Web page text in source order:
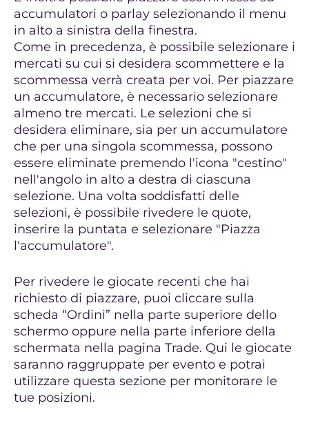
accumulatori o parlay selezionando il menu
in alto a sinistra della finestra.
Come in precedenza, è possibile selezionare i
mercati su cui si desidera scommettere e la
scommessa verrà creata per voi. Per piazzare
un accumulatore, è necessario selezionare
almeno tre mercati. Le selezioni che si
desidera eliminare, sia per un accumulatore
che per una singola scommessa, possono
essere eliminate premendo l'icona "cestino"
nell'angolo in alto a destra di ciascuna
selezione. Una volta soddisfatti delle
selezioni, è possibile rivedere le quote,
inserire la puntata e selezionare "Piazza
l'accumulatore".
Per rivedere le giocate recenti che hai
richiesto di piazzare, puoi cliccare sulla
scheda “Ordini” nella parte superiore dello
schermo oppure nella parte inferiore della
schermata nella pagina Trade. Qui le giocate
saranno raggruppate per evento e potrai
utilizzare questa sezione per monitorare le
tue posizioni.